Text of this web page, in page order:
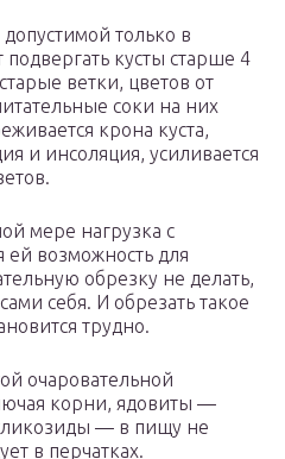
только в
кусты старше 4
ветки, цветов от
соки на них
крона куста,
и инсоляция, усиливается
мере нагрузка с
ей возможность для
обрезку не делать,
себя. И обрезать такое
трудно.
очаровательной
корни, ядовиты —
— в пищу не
в перчатках.